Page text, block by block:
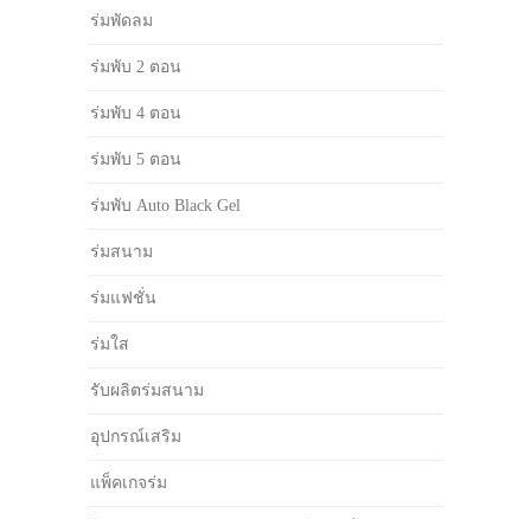
ร่มพัดลม
ร่มพับ 2 ตอน
ร่มพับ 4 ตอน
ร่มพับ 5 ตอน
ร่มพับ Auto Black Gel
ร่มสนาม
ร่มแฟชั่น
ร่มใส
รับผลิตร่มสนาม
อุปกรณ์เสริม
แพ็คเกจร่ม